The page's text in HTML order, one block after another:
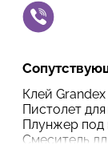
Клей
Пистолет для
Плунжер под
Смеситель